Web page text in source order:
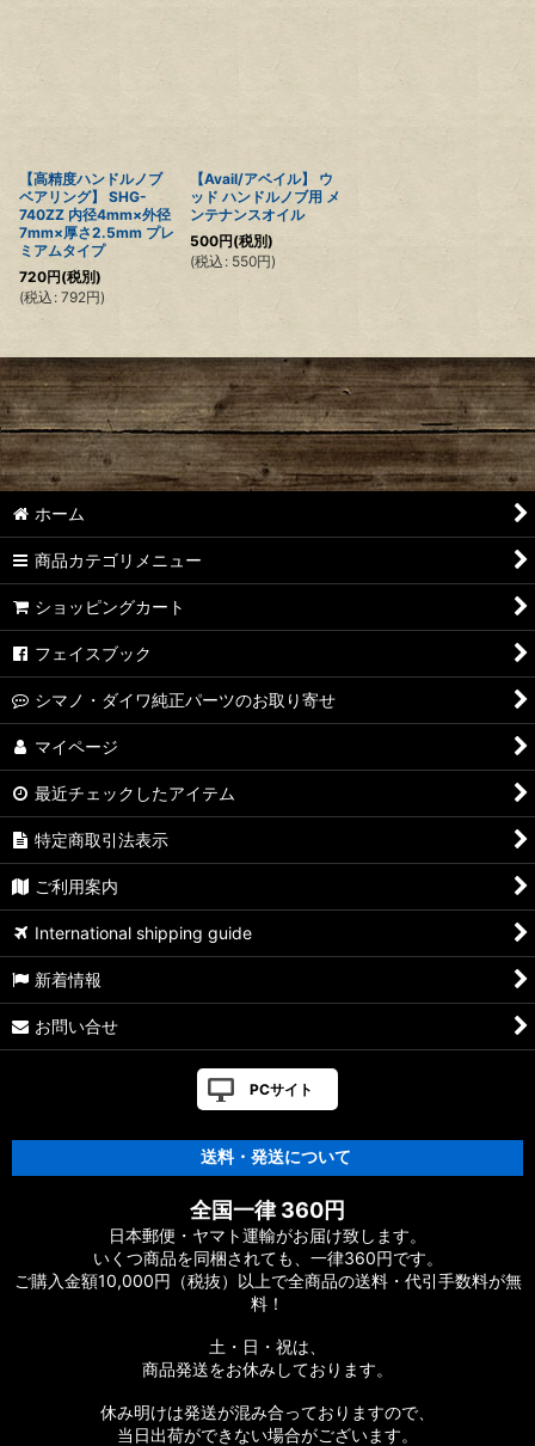
【高精度ハンドルノブ
ベアリング】 SHG-
740ZZ 内径4mm×外径
7mm×厚さ2.5mm プレ
ミアムタイプ
720円(税別)
(税込 : 792円)
【Avail/アベイル】 ウ
ッド ハンドルノブ用 メ
ンテナンスオイル
500円(税別)
(税込 : 550円)
ホーム
商品カテゴリメニュー
ショッピングカート
フェイスブック
シマノ・ダイワ純正パーツのお取り寄せ
マイページ
最近チェックしたアイテム
特定商取引法表示
ご利用案内
International shipping guide
新着情報
お問い合せ
PCサイト
送料・発送について
全国一律 360円
日本郵便・ヤマト運輸がお届け致します。
いくつ商品を同梱されても、一律360円です。
ご購入金額10,000円（税抜）以上で全商品の送料・代引手数料が無
料！
土・日・祝は、
商品発送をお休みしております。
休み明けは発送が混み合っておりますので、
当日出荷ができない場合がございます。